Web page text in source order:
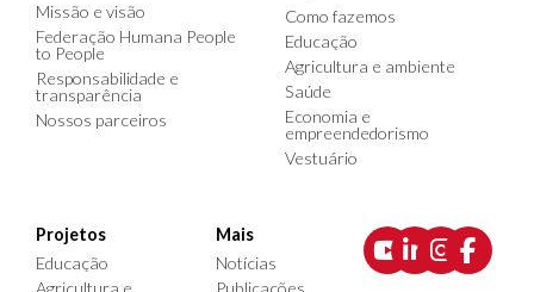
Missão e visão
Federação Humana People
to People
Responsabilidade e
transparência
Nossos parceiros
Como fazemos
Educação
Agricultura e ambiente
Saúde
Economia e
empreendedorismo
Vestuário
Projetos
Educação
Mais
Notícias